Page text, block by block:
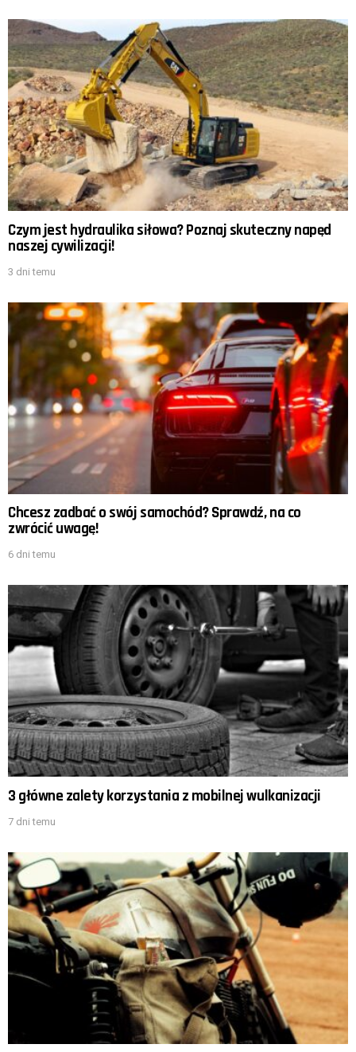
Czym jest hydraulika siłowa? Poznaj skuteczny napęd
naszej cywilizacji!
3 dni temu
Chcesz zadbać o swój samochód? Sprawdź, na co
zwrócić uwagę!
6 dni temu
3 główne zalety korzystania z mobilnej wulkanizacji
7 dni temu